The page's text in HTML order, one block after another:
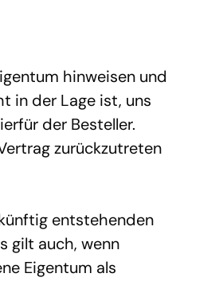
hinweisen und
in der Lage ist, uns
der Besteller.
zurückzutreten
entstehenden
gilt auch, wenn
Eigentum als